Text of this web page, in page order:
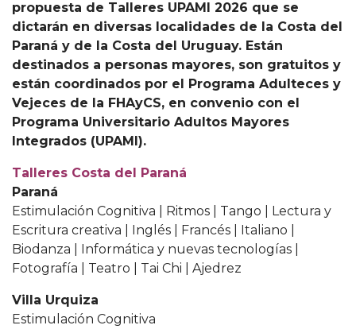
propuesta de Talleres UPAMI 2026 que se
dictarán en diversas localidades de la Costa del
Paraná y de la Costa del Uruguay. Están
destinados a personas mayores, son gratuitos y
están coordinados por el Programa Adulteces y
Vejeces de la FHAyCS, en convenio con el
Programa Universitario Adultos Mayores
Integrados (UPAMI).
Talleres Costa del Paraná
Paraná
Estimulación Cognitiva | Ritmos | Tango | Lectura y
Escritura creativa | Inglés | Francés | Italiano |
Biodanza | Informática y nuevas tecnologías |
Fotografía | Teatro | Tai Chi | Ajedrez
Villa Urquiza
Estimulación Cognitiva